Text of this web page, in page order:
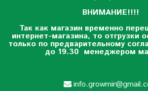
ВНИМАНИЕ!!!!
Так как магазин временно
интернет-магазина, то отгрузки
только по предварительному
до 19.30 менеджером